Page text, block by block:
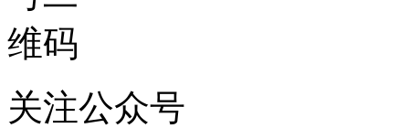
关注公众号